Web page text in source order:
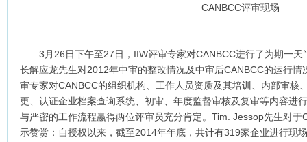
CANBCC评审现场
3月26日下午至27日，IIW评审专家对CANBCC进行了为期一天
长解应龙先生对2012年中审的整改情况及中审后CANBCC的运行
审专家对CANBCC的组织机构、工作人员资质及其培训、内部审核
更、认证企业档案查询系统、初审、年度监督审核及复审等内容进
与严密的工作流程赢得两位评审员充分肯定。Tim. Jessop先生对于
示赞赏：自授权以来，截至2014年年底，共计有319家企业进行现